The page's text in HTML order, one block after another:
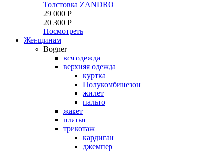
Толстовка ZANDRO
29 000 Р
20 300 Р
Посмотреть
Женщинам
Bogner
вся одежда
верхняя одежда
куртка
Полукомбинезон
жилет
пальто
жакет
платья
трикотаж
кардиган
джемпер